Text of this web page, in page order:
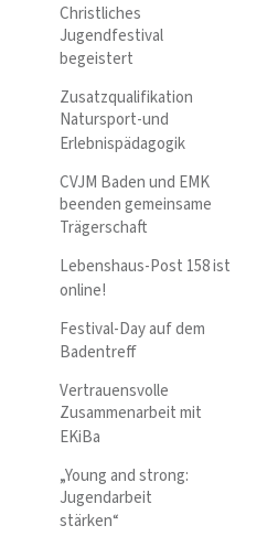
Christliches
Jugendfestival
begeistert
Zusatzqualifikation
Natursport-und
Erlebnispädagogik
CVJM Baden und EMK
beenden gemeinsame
Trägerschaft
Lebenshaus-Post 158 ist
online!
Festival-Day auf dem
Badentreff
Vertrauensvolle
Zusammenarbeit mit
EKiBa
„Young and strong:
Jugendarbeit
stärken“